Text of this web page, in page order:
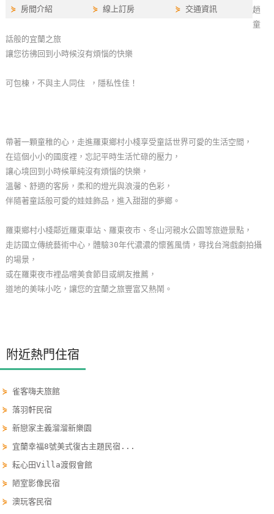
你
樂
顧
客
服
務
顧
客
滿
意
度
單
管
員
帳
戶
客
⋟ 房間介紹 ⋟線上訂房 ⋟ 交通資訊
趟
童
話般的宜蘭之旅
讓您彷彿回到小時候沒有煩惱的快樂
可包棟，不與主人同住 ，隱私性佳！
帶著一顆童稚的心，走進羅東鄉村小棧享受童話世界可愛的生活空間，
在這個小小的國度裡，忘記平時生活忙碌的壓力，
讓心境回到小時候單純沒有煩惱的快樂，
溫馨、舒適的客房，柔和的燈光與浪漫的色彩，
伴隨著童話般可愛的娃娃飾品，進入甜甜的夢鄉。
羅東鄉村小棧鄰近羅東車站、羅東夜市、冬山河親水公園等旅遊景點，
走訪國立傳統藝術中心，體驗30年代濃濃的懷舊風情，尋找台灣戲劇拍攝
的場景，
或在羅東夜市裡品嚐美食節目或網友推薦，
道地的美味小吃，讓您的宜蘭之旅豐富又熱鬧。
附近熱門住宿
⋟雀客嗨夫旅館
⋟落羽軒民宿
⋟新戀家主義溜溜新樂園
⋟ 宜蘭幸福8號美式復古主題民宿...
⋟耘心田Villa渡假會館
⋟
陋室影像民宿
⋟澳玩客民宿